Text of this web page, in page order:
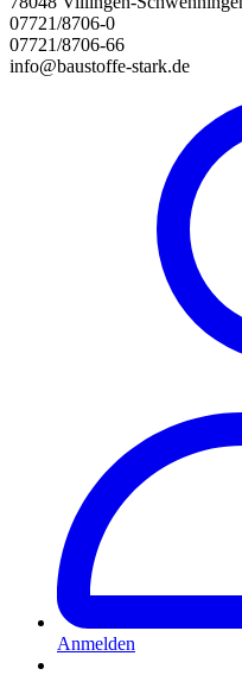
07721/8706-0
07721/8706-66
info@baustoffe-stark.de
Anmelden